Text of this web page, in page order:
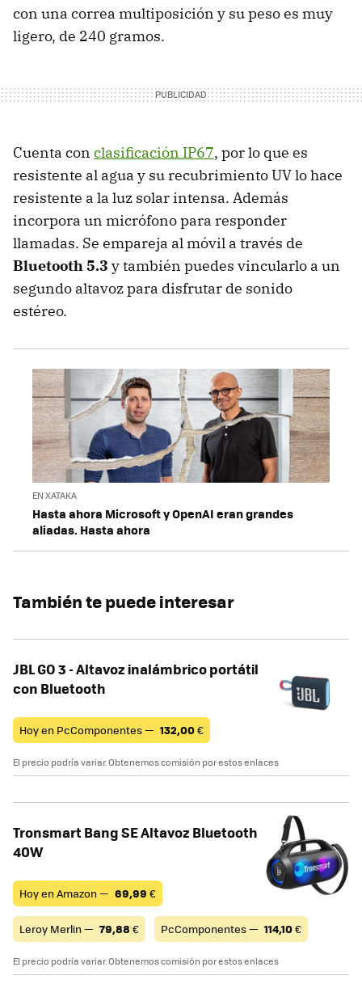
con una correa multiposición y su peso es muy
ligero, de 240 gramos.
Cuenta con clasificación IP67, por lo que es
resistente al agua y su recubrimiento UV lo hace
resistente a la luz solar intensa. Además
incorpora un micrófono para responder
llamadas. Se empareja al móvil a través de
Bluetooth 5.3 y también puedes vincularlo a un
segundo altavoz para disfrutar de sonido
estéreo.
EN XATAKA
Hasta ahora Microsoft y OpenAI eran grandes
aliadas. Hasta ahora
También te puede interesar
JBL GO 3 - Altavoz inalámbrico portátil
con Bluetooth
Hoy en PcComponentes — 132,00€
El precio podría variar. Obtenemos comisión por estos enlaces
Tronsmart Bang SE Altavoz Bluetooth
40W
Hoy en Amazon — 69,99 €
Leroy Merlin — 79,88 € PcComponentes — 114,10€
El precio podría variar. Obtenemos comisión por estos enlaces